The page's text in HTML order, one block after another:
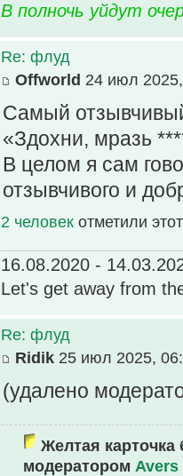
В полночь уйдут
Re: флуд
Offworld 24 июл
Самый
«Здохни, мразь
В целом я сам
отзывчивого и
2 человек отметили
16.08.2020 -
Let's get away from
Re: флуд
Ridik 25 июл 2025,
(удалено
Желтая карточка
модератором Avers